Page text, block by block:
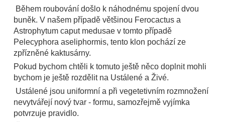
Během roubování došlo k náhodnému spojení dvou
buněk. V našem případě většinou Ferocactus a
Astrophytum caput medusae v tomto případě
Pelecyphora aseliphormis, tento klon pochází ze
zpřízněné kaktusárny.
Pokud bychom chtěli k tomuto ještě něco doplnit mohli
bychom je ještě rozdělit na Ustálené a Živé.
Ustálené jsou uniformní a při vegetetivním rozmnožení
nevytvářejí nový tvar - formu, samozřejmě vyjímka
potvrzuje pravidlo.